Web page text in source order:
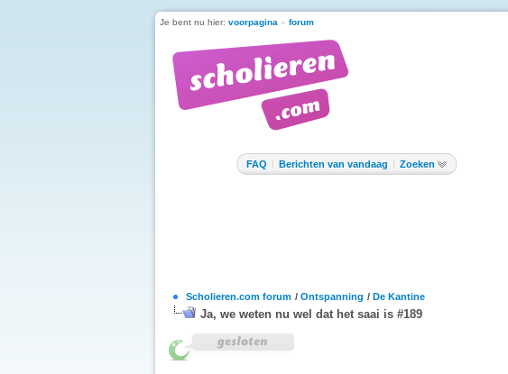
Je bent nu hier: voorpagina » forum
FAQ Berichten van vandaag Zoeken
Scholieren.com forum / Ontspanning / De Kantine
Ja, we weten nu wel dat het saai is #189